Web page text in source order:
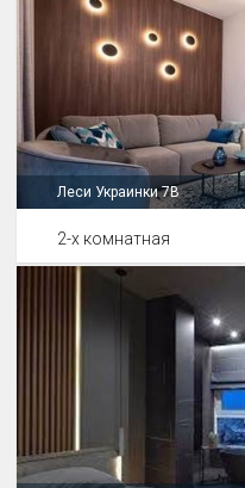
Леси Украинки 7В
2-х комнатная